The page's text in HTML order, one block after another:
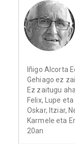
Iñigo Alcorta
Gehiago ez
Ez zaitugu
Felix, Lupe
Oskar, Itziar,
Karmele eta
20an